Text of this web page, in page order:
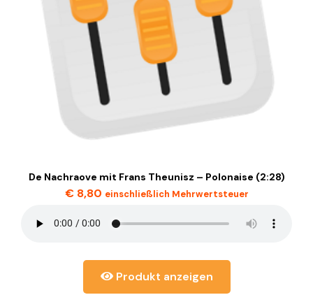
De Nachraove mit Frans Theunisz – Polonaise (2:28)
€8,80 einschließlich Mehrwertsteuer
Produkt anzeigen